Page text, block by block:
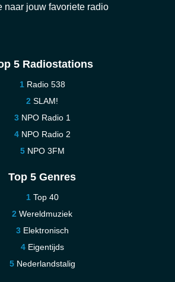
naar jouw favoriete radio
5 Radiostations
Radio 538
SLAM!
NPO Radio 1
NPO Radio 2
NPO 3FM
Top 5 Genres
Top 40
Wereldmuziek
Elektronisch
Eigentijds
Nederlandstalig